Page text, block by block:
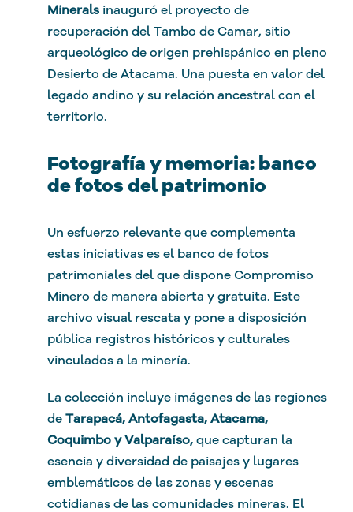
Mineralsinauguró el proyecto de
recuperación del Tambo de Camar, sitio
arqueológico de origen prehispánico en pleno
Desierto de Atacama. Una puesta en valor del
legado andino y su relación ancestral con el
territorio.
Fotografía y memoria: banco
de fotos del patrimonio
Un esfuerzo relevante que complementa
estas iniciativas es el banco de fotos
patrimoniales del que dispone Compromiso
Minero de manera abierta y gratuita. Este
archivo visual rescata y pone a disposición
pública registros históricos y culturales
vinculados a la minería.
La colección incluye imágenes de las regiones
de Tarapacá, Antofagasta, Atacama,
Coquimbo y Valparaíso, que capturan la
esencia y diversidad de paisajes y lugares
emblemáticos de las zonas y escenas
cotidianas de las comunidades mineras. El